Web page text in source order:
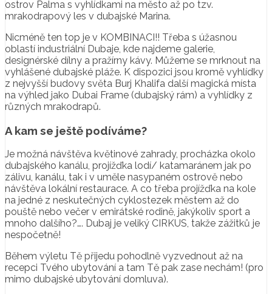
ostrov Palma s vyhlídkami na město až po tzv.
mrakodrapový les v dubajské Marina.
Nicméně ten top je v KOMBINACI!! Třeba s úžasnou
oblastí industriální Dubaje, kde najdeme galerie,
designérské dílny a pražírny kávy. Můžeme se mrknout na
vyhlášené dubajské pláže. K dispozici jsou kromě vyhlídky
z nejvyšší budovy světa Burj Khalifa další magická místa
na výhled jako Dubai Frame (dubajský rám) a vyhlídky z
různých mrakodrapů.
A kam se ještě podíváme?
Je možná návštěva květinové zahrady, procházka okolo
dubajského kanálu, projížďka lodí/ katamaránem jak po
zálivu, kanálu, tak i v uměle nasypaném ostrově nebo
návštěva lokální restaurace. A co třeba projížďka na kole
na jedné z neskutečných cyklostezek městem až do
pouště nebo večer v emirátské rodině, jakýkoliv sport a
mnoho dalšího?…. Dubaj je veliký CIRKUS, takže zážitků je
nespočetně!
Během výletu Tě přijedu pohodlně vyzvednout až na
recepci Tvého ubytování a tam Tě pak zase nechám! (pro
mimo dubajské ubytování domluva).